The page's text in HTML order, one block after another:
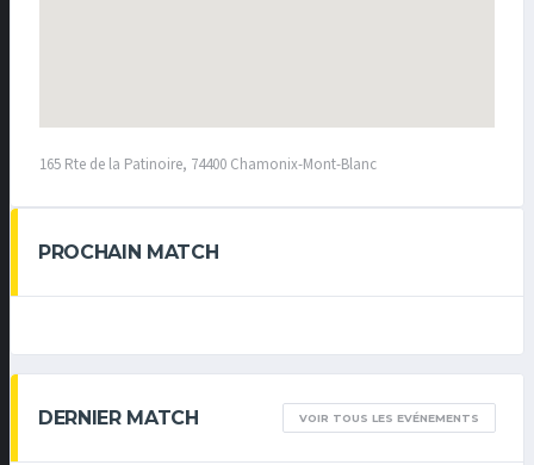
165 Rte de la Patinoire, 74400 Chamonix-Mont-Blanc
PROCHAIN MATCH
DERNIER MATCH VOIR TOUS LES EVÉNEMENTS